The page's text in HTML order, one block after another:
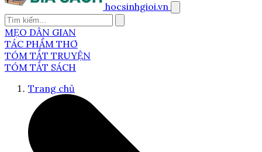
hocsinhgioi.vn
MẸO DÂN GIAN
TÁC PHẨM THƠ
TÓM TẮT TRUYỆN
TÓM TẮT SÁCH
Trang chủ